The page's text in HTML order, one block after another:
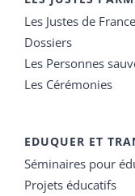
Les Justes de France
Dossiers
Les Personnes
Les Cérémonies
EDUQUER ET
Séminaires pour
Projets éducatifs